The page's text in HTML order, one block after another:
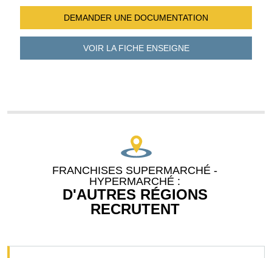
DEMANDER UNE DOCUMENTATION
VOIR LA FICHEENSEIGNE
FRANCHISES SUPERMARCHÉ -
HYPERMARCHÉ :
D'AUTRES RÉGIONS
RECRUTENT